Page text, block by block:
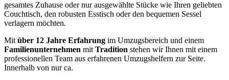
gesamtes Zuhause oder nur ausgewählte Stücke wie Ihren geliebten
Couchtisch, den robusten Esstisch oder den bequemen Sessel
verlagern möchten.
Mit über 12 Jahre Erfahrung im Umzugsbereich und einem
Familienunternehmen mit Tradition stehen wir Ihnen mit einem
professionellen Team aus erfahrenen Umzugshelfern zur Seite.
Innerhalb von nur ca.